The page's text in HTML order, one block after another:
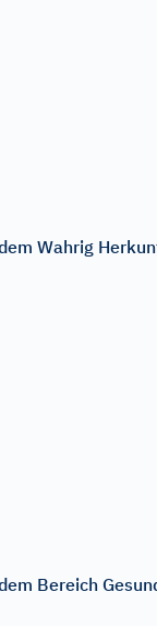
Wahrig
Bereich